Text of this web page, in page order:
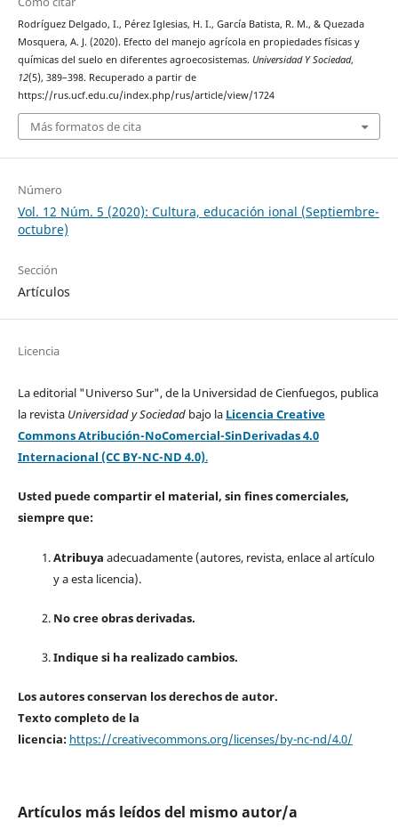
Rodríguez Delgado, I., Pérez Iglesias, H. I., García Batista, R. M., & Quezada
Mosquera, A. J. (2020). Efecto del manejo agrícola en propiedades físicas y
químicas del suelo en diferentes agroecosistemas. Universidad Y Sociedad,
12(5), 389–398. Recuperado a partir de
https://rus.ucf.edu.cu/index.php/rus/article/view/1724
Más formatos de cita
Número
Vol. 12 Núm. 5 (2020): Cultura, educación ional (Septiembre-
octubre)
Sección
Artículos
Licencia
La editorial "Universo Sur", de la Universidad de Cienfuegos, publica
la revista Universidad y Sociedad bajo la Licencia Creative
Commons Atribución-NoComercial-SinDerivadas 4.0
Internacional (CC BY-NC-ND 4.0).
Usted puede compartir el material, sin fines comerciales,
siempre que:
Atribuya adecuadamente (autores, revista, enlace al artículo
y a esta licencia).
No cree obras derivadas.
Indique si ha realizado cambios.
Los autores conservan los derechos de autor.
Texto completo de la
licencia: https://creativecommons.org/licenses/by-nc-nd/4.0/
Artículos más leídos del mismo autor/a